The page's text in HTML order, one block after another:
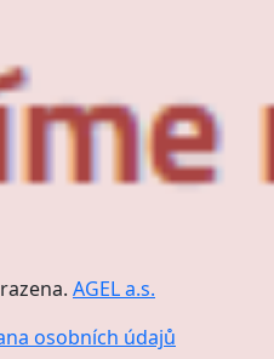
AGEL a.s.
osobních údajů